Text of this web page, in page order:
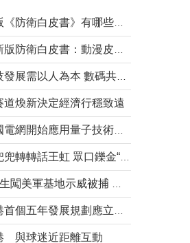
煥新決定經濟行穩致遠
與球迷近距離互動